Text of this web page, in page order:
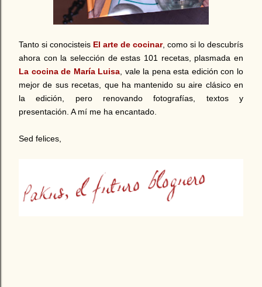
Tanto si conocisteis El arte de cocinar, como si lo descubrís
ahora con la selección de estas 101 recetas, plasmada en
La cocina de María Luisa, vale la pena esta edición con lo
mejor de sus recetas, que ha mantenido su aire clásico en
la edición, pero renovando fotografías, textos y
presentación. A mí me ha encantado.
Sed felices,